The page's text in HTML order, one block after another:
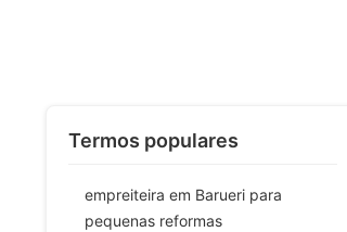
Termos populares
empreiteira em Barueri para
pequenas reformas